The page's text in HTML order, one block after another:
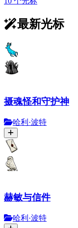
最新光标
摄魂怪和守护神
哈利·波特
赫敏与信件
哈利·波特